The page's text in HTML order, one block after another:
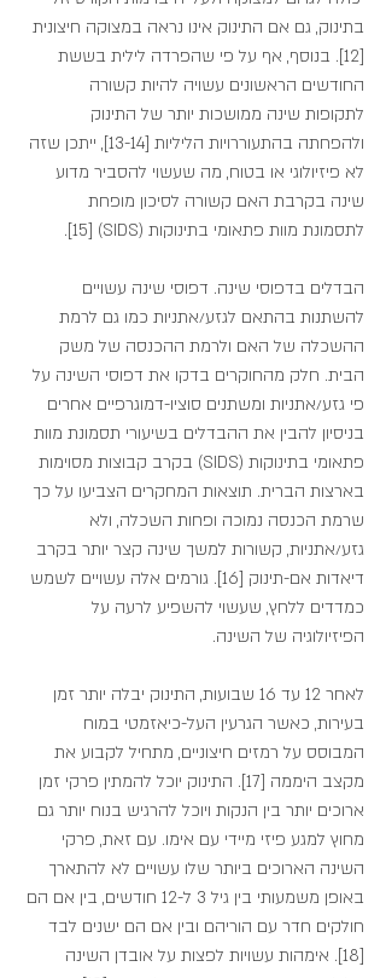
בתינוק, גם אם התינוק אינו נראה במצוקה חיצונית
[12]. בנוסף, אף על פי שהפרדה לילית בששת
החודשים הראשונים עשויה להיות קשורה
לתקופות שינה ממושכות יותר של התינוק
ולהפחתה בהתעוררויות הליליות [13-14], ייתכן שזה
לא פיזיולוגי או בטוח, מה שעשוי להסביר מדוע
שינה בקרבת האם קשורה לסיכון מופחת
לתסמונת מוות פתאומי בתינוקות (SIDS) [15].
הבדלים בדפוסי שינה. דפוסי שינה עשויים
להשתנות בהתאם לגזע/אתניות כמו גם לרמת
ההשכלה של האם ולרמת ההכנסה של משק
הבית. חלק מהחוקרים בדקו את דפוסי השינה על
פי גזע/אתניות ומשתנים סוציו-דמוגרפיים אחרים
בניסיון להבין את ההבדלים בשיעורי תסמונת מוות
פתאומי בתינוקות (SIDS) בקרב קבוצות מסוימות
בארצות הברית. תוצאות המחקרים הצביעו על כך
שרמת הכנסה נמוכה ופחות השכלה, ולא
גזע/אתניות, קשורות למשך שינה קצר יותר בקרב
דיאדות אם-תינוק [16]. גורמים אלה עשויים לשמש
כמדדים ללחץ, שעשוי להשפיע לרעה על
הפיזיולוגיה של השינה.
לאחר 12 עד 16 שבועות, התינוק יבלה יותר זמן
בעירות, כאשר הגרעין העל-כיאזמטי במוח
המבוסס על רמזים חיצוניים, מתחיל לקבוע את
מקצב היממה [17]. התינוק יוכל להמתין פרקי זמן
ארוכים יותר בין הנקות ויוכל להרגיש בנוח יותר גם
מחוץ למגע פיזי מיידי עם אימו. עם זאת, פרקי
השינה הארוכים ביותר שלו עשויים לא להתארך
באופן משמעותי בין גיל 3 ל-12 חודשים, בין אם הם
חולקים חדר עם הוריהם ובין אם הם ישנים לבד
[18]. אימהות עשויות לפצות על אובדן השינה